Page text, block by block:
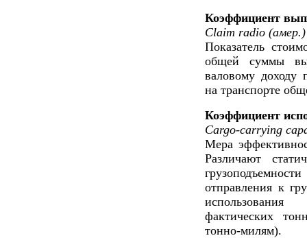
Коэффициент
Claim radio (амер.)
Показатель
общей суммы
валовому доходу
на транспорте
Коэффициент
Cargo-carrying
Мера
Различают
отправления к
фактических
тонно-милям).